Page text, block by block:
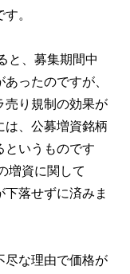
。
と、募集期間中
ったのですが、
売り規制の効果が
は、公募増資銘柄
というものです
増資に関して
下落せずに済みま
尽な理由で価格が